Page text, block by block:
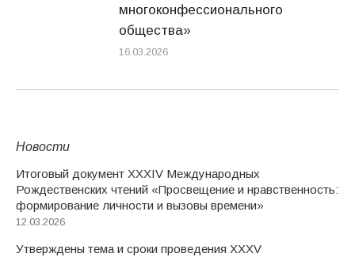
многоконфессионального
общества»
16.03.2026
Новости
Итоговый документ XXХIV Международных
Рождественских чтений «Просвещение и нравственность:
формирование личности и вызовы времени»
12.03.2026
Утверждены тема и сроки проведения XXXV